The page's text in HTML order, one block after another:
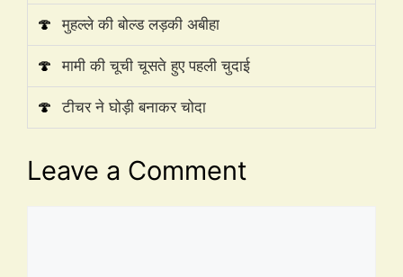
🍄 मुहल्ले की बोल्ड लड़की अबीहा
🍄 मामी की चूची चूसते हुए पहली चुदाई
🍄 टीचर ने घोड़ी बनाकर चोदा
Leave a Comment